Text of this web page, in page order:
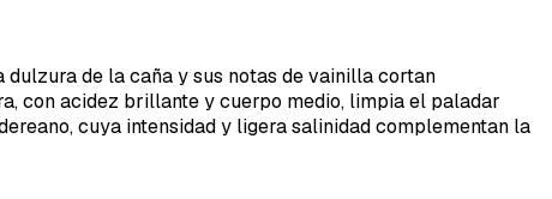
de la caña y sus notas de vainilla cortan
con acidez brillante y cuerpo medio, limpia el paladar
cuya intensidad y ligera salinidad complementan la